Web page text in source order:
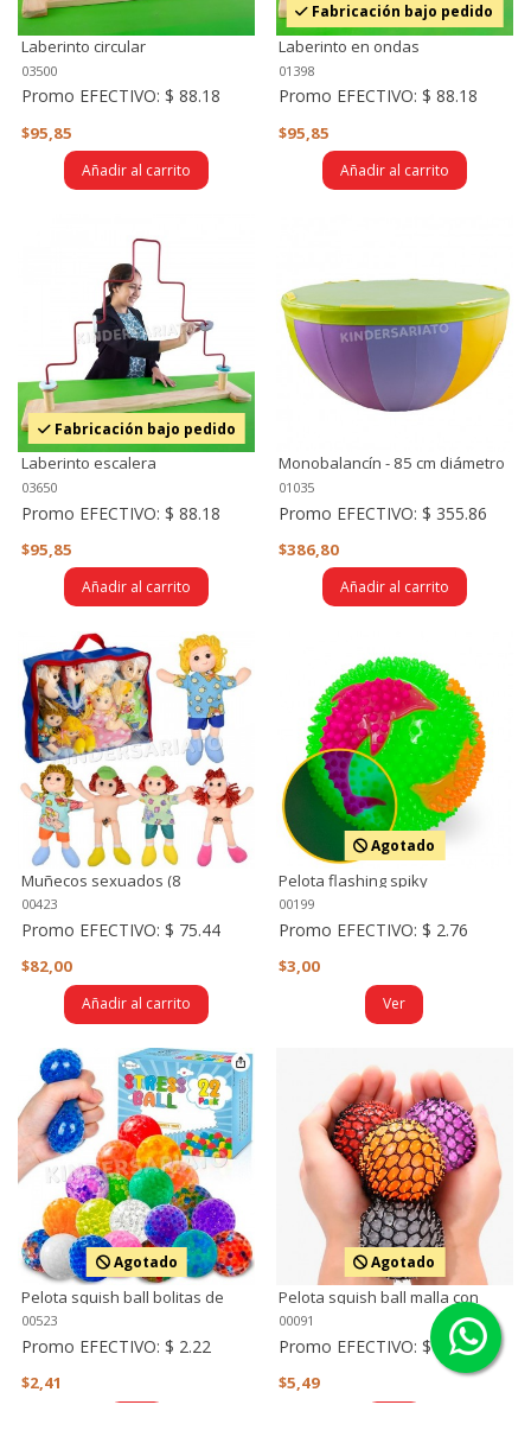
Laberinto circular
03500
Promo EFECTIVO: $ 88.18
$95,85
Añadir al carrito
Fabricación bajo pedido
Laberinto en ondas
01398
Promo EFECTIVO:$ 88.18
$95,85
Añadir al carrito
Fabricación bajo pedido
Laberinto escalera
03650
Promo EFECTIVO: $ 88.18
$95,85
Añadir al carrito
Monobalancín - 85 cm diámetro
01035
Promo EFECTIVO:$ 355.86
$386,80
Añadir al carrito
Muñecos sexuados (8
personajes)
00423
Promo EFECTIVO: $ 75.44
$82,00
Añadir al carrito
Agotado
Pelota flashing spiky
00199
Promo EFECTIVO:$ 2.76
$3,00
Ver
Agotado
Pelota squish ball bolitas de
agua - water beads (unidad)
00523
Promo EFECTIVO: $ 2.22
$2,41
Agotado
Pelota squish ball malla con
picos (unidad)
00091
Promo EFECTIVO:$ 5.05
$5,49